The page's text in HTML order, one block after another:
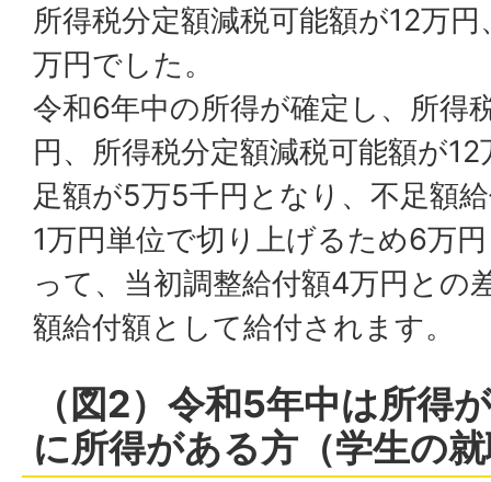
所得税分定額減税可能額が12万
万円でした。
令和6年中の所得が確定し、所得
円、所得税分定額減税可能額が
足額が5万5千円となり、不足額
1万円単位で切り上げるため6万
って、当初調整給付額4万円との
額給付額として給付されます。
（図2）令和5年中は所得
に所得がある方（学生の